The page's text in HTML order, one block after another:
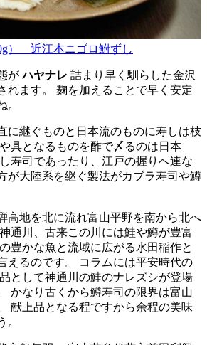
） 近江本ニゴロ鮒ずし
がハヤナレ 詰まり早く馴らした金沢
れます。 麹を加えることで早く安定
。
に継ぐものと日本流のものに寿しは枝
具となるものを酢で〆るのは日本
寿司であったり、江戸の握りへ連な
が大陸系を継ぐ製法がカブラ寿司や鱒
高地を北に流れ富山平野を南から北へ
通川、古来この川には鮭や鱒が豊富
豊かな魚と流域に広がる水田稲作と
えるのです。 コラムには平安時代の
として神通川の鮭のナレズシが登場
かなり古くから鱒寿司の限界は富山
献上品となる程ですから余程の美味
。